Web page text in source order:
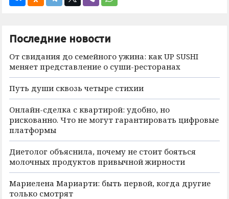
Последние новости
От свидания до семейного ужина: как UP SUSHI
меняет представление о суши-ресторанах
Путь души сквозь четыре стихии
Онлайн-сделка с квартирой: удобно, но
рискованно. Что не могут гарантировать цифровые
платформы
Диетолог объяснила, почему не стоит бояться
молочных продуктов привычной жирности
Мариелена Мариарти: быть первой, когда другие
только смотрят